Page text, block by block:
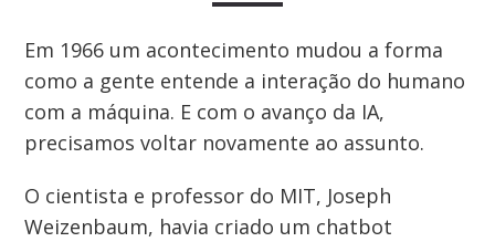
Em 1966 um acontecimento mudou a forma
como a gente entende a interação do humano
com a máquina. E com o avanço da IA,
precisamos voltar novamente ao assunto.
O cientista e professor do MIT, Joseph
Weizenbaum, havia criado um chatbot